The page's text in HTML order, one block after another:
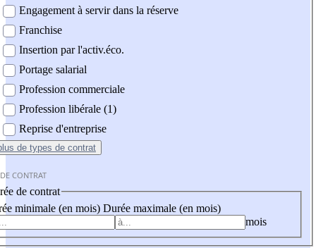
Engagement à servir dans la réserve
Franchise
Insertion par l'activ.éco.
Portage salarial
Profession commerciale
Profession libérale (1)
Reprise d'entreprise
de types de contrat
CONTRAT
de contrat
minimale (en mois) Durée maximale (en mois)
mois